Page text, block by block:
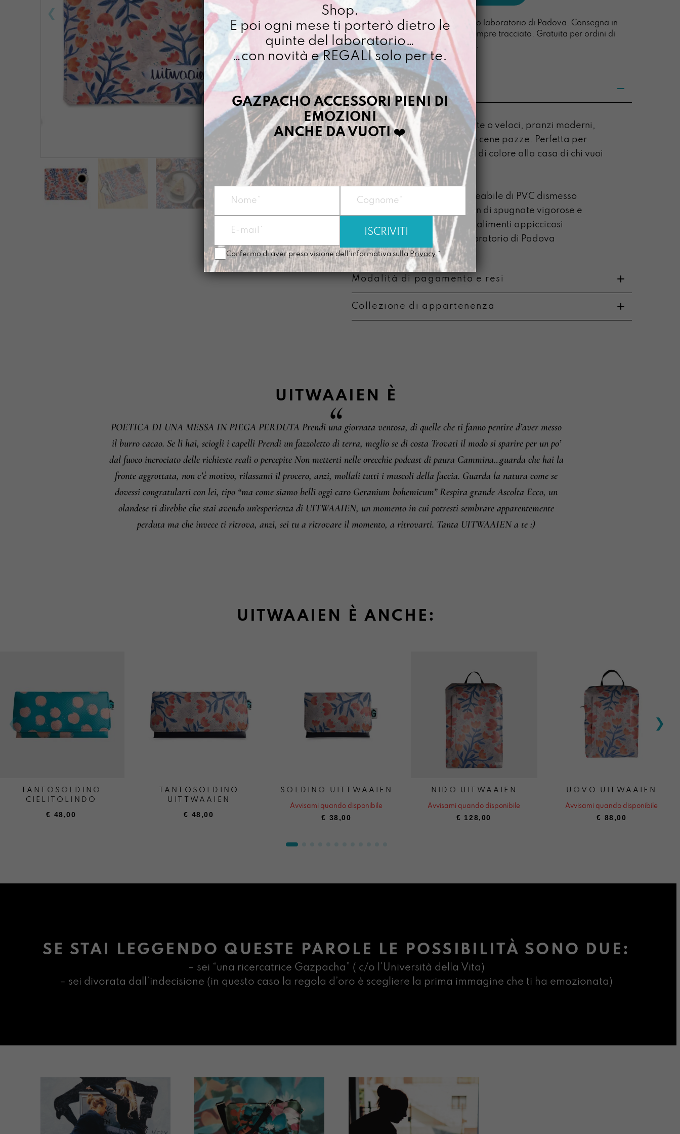
Cuciamo ogni ordine nel nostro laboratorio di Padova. Consegna in
4/5 giorni lavorativi, pacco sempre tracciato. Gratuita per ordini di
importo superiore ai 100 euro.
Dettagli prodotto
Ideale per colazioni lente o veloci, pranzi moderni,
merende cioccolatose e cene pazze. Perfetta per
regalare una vagonata di colore alla casa di chi vuoi
bene.
Dimensioni: 34 X 45 cm
Materiale:
telo impermeabile di PVC dismesso
Può essere lavata a suon di spugnate vigorose e
sporcata con i peggiori alimenti appiccicosi
Prodotta nel nostro laboratorio di Padova
Modalità di pagamento e resi
Collezione di appartenenza
UITWAAIEN È
POETICA DI UNA MESSA IN PIEGA PERDUTA Prendi una giornata ventosa, di quelle che ti fanno pentire d’aver messo
il burro cacao. Se li hai, sciogli i capelli Prendi un fazzoletto di terra, meglio se di costa Trovati il modo si sparire per un po’
dal fuoco incrociato delle richieste reali o percepite Non metterti nelle orecchie podcast di paura Cammina…guarda che hai la
fronte aggrottata, non c’è motivo, rilassami il procero, anzi, mollali tutti i muscoli della faccia. Guarda la natura come se
dovessi congratularti con lei, tipo “ma come siamo belli oggi caro Geranium bohemicum” Respira grande Ascolta Ecco, un
olandese ti direbbe che stai avendo un’esperienza di UITWAAIEN, un momento in cui potresti sembrare apparentemente
perduta ma che invece ti ritrova, anzi, sei tu a ritrovare il momento, a ritrovarti. Tanta UITWAAIEN a te :)
UITWAAIEN È ANCHE:
TANTOSOLDINO
CIELITOLINDO
€ 48,00
TANTOSOLDINO
UITTWAAIEN
€ 48,00
SOLDINO UITTWAAIEN
Avvisami quando disponibile
€ 38,00
NIDO UITWAAIEN
Avvisami quando disponibile
€ 128,00
UOVO UITWAAIEN
Avvisami quando disponibile
€ 88,00
SE STAI LEGGENDO QUESTE PAROLE LE POSSIBILITÀ SONO DUE:
– sei “una ricercatrice Gazpacha” ( c/o l’Università della Vita)
– sei divorata dall’indecisione (in questo caso la regola d’oro è scegliere la prima immagine che ti ha emozionata)
Shop.
E poi ogni mese ti porterò dietro le
quinte del laboratorio…
…con novità e REGALI solo per te.
GAZPACHO ACCESSORI PIENI DI
EMOZIONI
ANCHE DA VUOTI❤️
Confermo di aver preso visione dell'informativa sulla Privacy.*